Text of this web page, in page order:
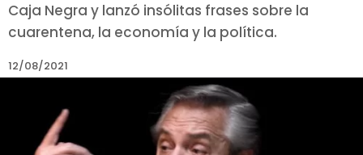
Caja Negra y lanzó insólitas frases sobre la
cuarentena, la economía y la política.
12/08/2021